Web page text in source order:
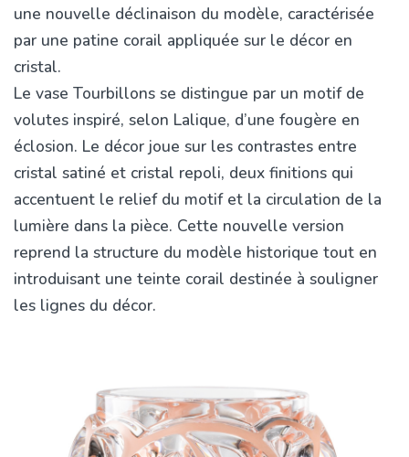
une nouvelle déclinaison du modèle, caractérisée
par une patine corail appliquée sur le décor en
cristal.
Le vase Tourbillons se distingue par un motif de
volutes inspiré, selon Lalique, d’une fougère en
éclosion. Le décor joue sur les contrastes entre
cristal satiné et cristal repoli, deux finitions qui
accentuent le relief du motif et la circulation de la
lumière dans la pièce. Cette nouvelle version
reprend la structure du modèle historique tout en
introduisant une teinte corail destinée à souligner
les lignes du décor.